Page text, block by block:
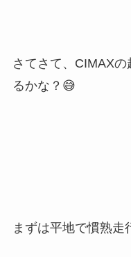
さてさて、CIMAX
るかな？😅
まずは平地で慣熟走